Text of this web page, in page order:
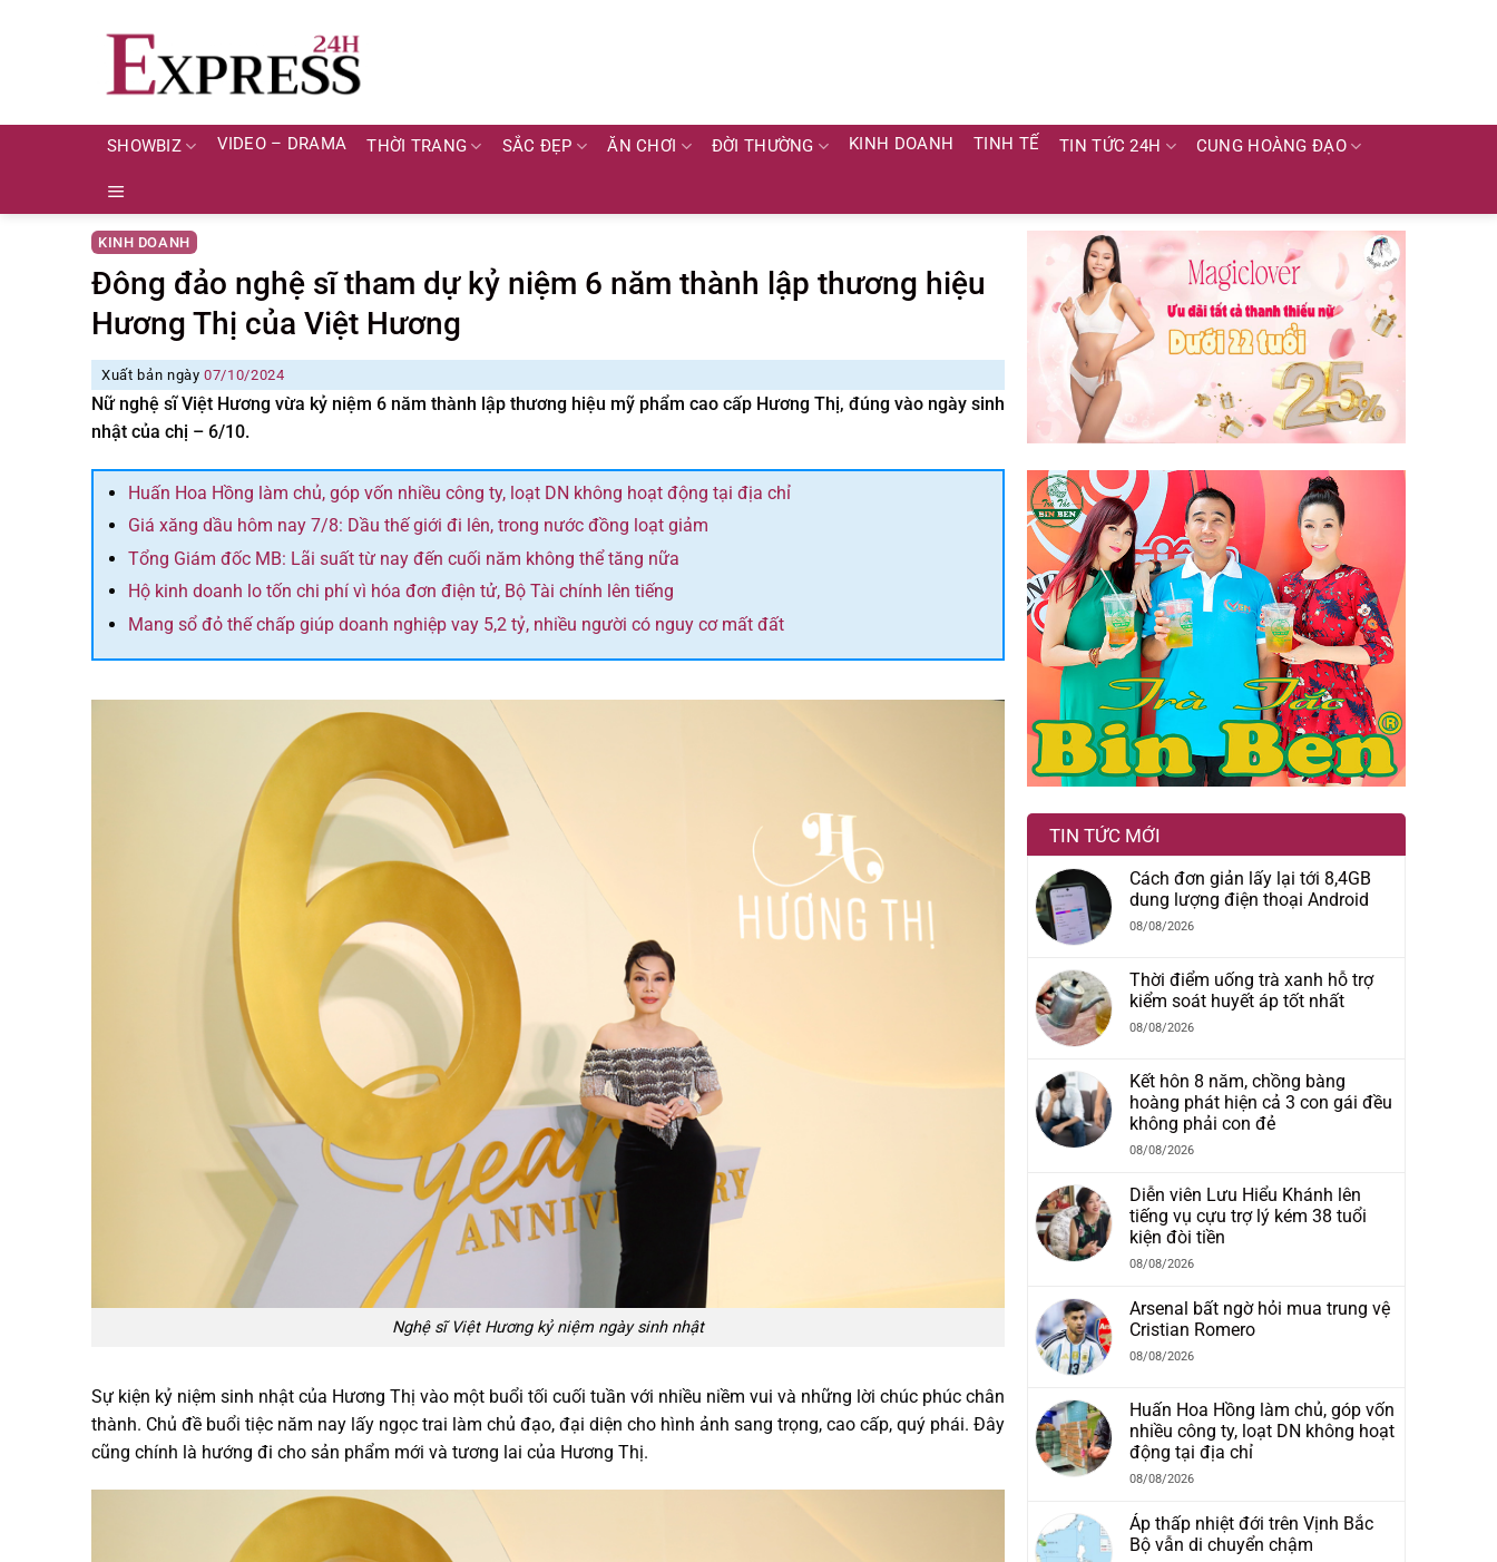
SHOWBIZ VIDEO – DRAMA THỜI TRANG SẮC ĐẸP ĂN CHƠI ĐỜI THƯỜNG KINH DOANH TINH TẾ TIN TỨC 24H CUNG HOÀNG ĐẠO
KINH DOANH
Đông đảo nghệ sĩ tham dự kỷ niệm 6 năm thành lập thương hiệu
Hương Thị của Việt Hương
Xuất bản ngày07/10/2024
Nữ nghệ sĩ Việt Hương vừa kỷ niệm 6 năm thành lập thương hiệu mỹ phẩm cao cấp Hương Thị, đúng vào ngày sinh
nhật của chị – 6/10.
Huấn Hoa Hồng làm chủ, góp vốn nhiều công ty, loạt DN không hoạt động tại địa chỉ
Giá xăng dầu hôm nay 7/8: Dầu thế giới đi lên, trong nước đồng loạt giảm
Tổng Giám đốc MB: Lãi suất từ nay đến cuối năm không thể tăng nữa
Hộ kinh doanh lo tốn chi phí vì hóa đơn điện tử, Bộ Tài chính lên tiếng
Mang sổ đỏ thế chấp giúp doanh nghiệp vay 5,2 tỷ, nhiều người có nguy cơ mất đất
Nghệ sĩ Việt Hương kỷ niệm ngày sinh nhật
Sự kiện kỷ niệm sinh nhật của Hương Thị vào một buổi tối cuối tuần với nhiều niềm vui và những lời chúc phúc chân
thành. Chủ đề buổi tiệc năm nay lấy ngọc trai làm chủ đạo, đại diện cho hình ảnh sang trọng, cao cấp, quý phái. Đây
cũng chính là hướng đi cho sản phẩm mới và tương lai của Hương Thị.
TIN TỨC MỚI
Cách đơn giản lấy lại tới 8,4GB
dung lượng điện thoại Android
08/08/2026
Thời điểm uống trà xanh hỗ trợ
kiểm soát huyết áp tốt nhất
08/08/2026
Kết hôn 8 năm, chồng bàng
hoàng phát hiện cả 3 con gái đều
không phải con đẻ
08/08/2026
Diễn viên Lưu Hiểu Khánh lên
tiếng vụ cựu trợ lý kém 38 tuổi
kiện đòi tiền
08/08/2026
Arsenal bất ngờ hỏi mua trung vệ
Cristian Romero
08/08/2026
Huấn Hoa Hồng làm chủ, góp vốn
nhiều công ty, loạt DN không hoạt
động tại địa chỉ
08/08/2026
Áp thấp nhiệt đới trên Vịnh Bắc
Bộ vẫn di chuyển chậm